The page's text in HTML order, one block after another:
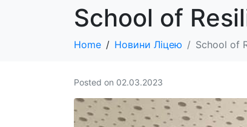
School of
Home Новини Ліцею School of
Posted on 02.03.2023